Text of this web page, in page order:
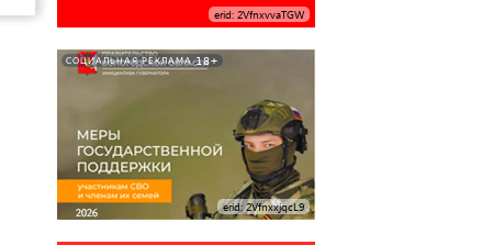
erid: 2VfnxvvaTGW
СОЦИАЛЬНАЯ РЕКЛАМА 18+
erid: 2VfnxxjqcL9